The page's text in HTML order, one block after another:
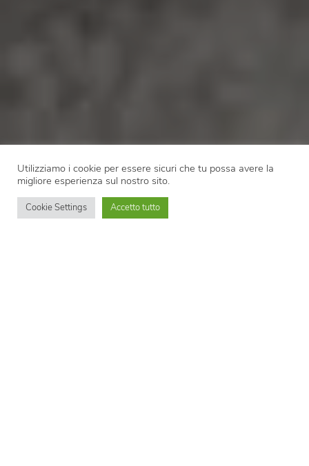
Utilizziamo i cookie per essere sicuri che tu possa avere la
migliore esperienza sul nostro sito.
Cookie Settings Accetto tutto